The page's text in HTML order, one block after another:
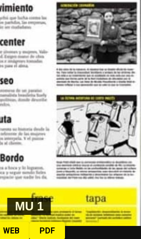
MU 1
WEB PDF